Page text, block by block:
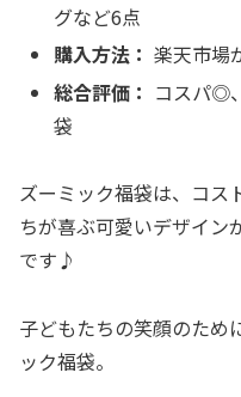
グなど6点
購入方法： 楽天市場
総合評価： コスパ◎
袋
ズーミック福袋は、コス
ちが喜ぶ可愛いデザイン
です♪
子どもたちの笑顔のため
ック福袋。